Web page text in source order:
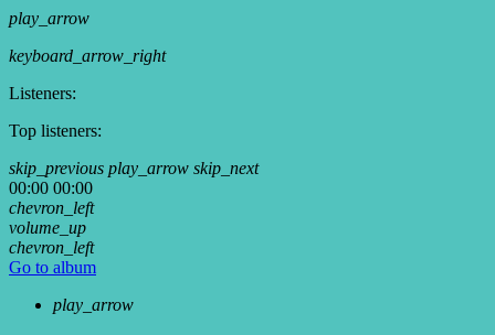
play_arrow
keyboard_arrow_right
Listeners:
Top listeners:
skip_previous play_arrow skip_next
00:00 00:00
chevron_left
volume_up
chevron_left
Go to album
play_arrow